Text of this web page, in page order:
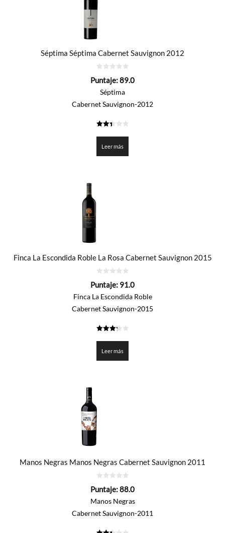
Séptima Séptima Cabernet Sauvignon 2012
de
Puntaje:89.0
Séptima
Cabernet Sauvignon-2012
de 5
Leer más
Finca La Escondida Roble La Rosa Cabernet Sauvignon 2015
de
Puntaje: 91.0
Finca La Escondida Roble
Cabernet Sauvignon-2015
de 5
Leer más
Manos Negras Manos Negras Cabernet Sauvignon 2011
de
Puntaje:88.0
Manos Negras
Cabernet Sauvignon-2011